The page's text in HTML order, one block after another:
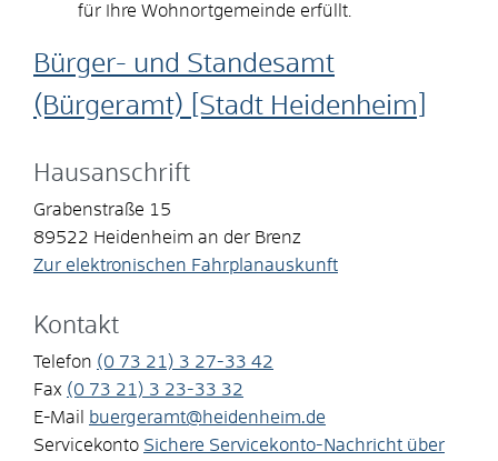
für Ihre Wohnortgemeinde erfüllt.
Bürger- und Standesamt
(Bürgeramt) [Stadt Heidenheim]
Hausanschrift
Grabenstraße 15
89522 Heidenheim an der Brenz
Zur elektronischen Fahrplanauskunft
Kontakt
Telefon (0 73 21) 3 27-33 42
Fax (0 73 21) 3 23-33 32
E-Mail
buergeramt@heidenheim.de
Servicekonto Sichere Servicekonto-Nachricht über